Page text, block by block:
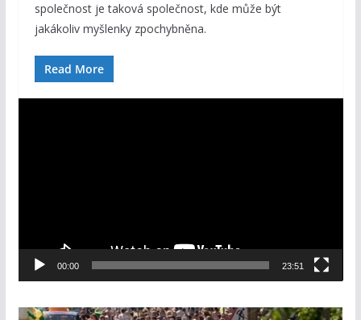
společnost je taková společnost, kde může být
jakákoliv myšlenky zpochybněna.
Read More
e
á
00:00 23:51